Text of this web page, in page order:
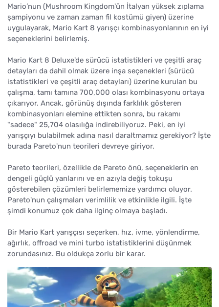
Mario’nun (Mushroom Kingdom'ün İtalyan yüksek zıplama
şampiyonu ve zaman zaman fil kostümü giyen) üzerine
uygulayarak, Mario Kart 8 yarışçı kombinasyonlarının en iyi
seçeneklerini belirlemiş.
Mario Kart 8 Deluxe'de sürücü istatistikleri ve çeşitli araç
detayları da dahil olmak üzere inşa seçenekleri (sürücü
istatistikleri ve çeşitli araç detayları) üzerine kurulan bu
çalışma, tamı tamına 700,000 olası kombinasyonu ortaya
çıkarıyor. Ancak, görünüş dışında farklılık gösteren
kombinasyonları elemine ettikten sonra, bu rakamı
"sadece" 25,704 olasılığa indirebiliyoruz. Peki, en iyi
yarışçıyı bulabilmek adına nasıl daraltmamız gerekiyor? İşte
burada Pareto'nun teorileri devreye giriyor.
Pareto teorileri, özellikle de Pareto önü, seçeneklerin en
dengeli güçlü yanlarını ve en azıyla değiş tokuşu
gösterebilen çözümleri belirlememize yardımcı oluyor.
Pareto'nun çalışmaları verimlilik ve etkinlikle ilgili. İşte
şimdi konumuz çok daha ilginç olmaya başladı.
Bir Mario Kart yarışçısı seçerken, hız, ivme, yönlendirme,
ağırlık, offroad ve mini turbo istatistiklerini düşünmek
zorundasınız. Bu oldukça zorlu bir karar.